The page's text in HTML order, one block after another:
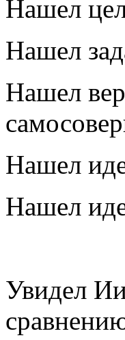
Нашел
Нашел
Нашел
Нашел
Нашел
Увидел